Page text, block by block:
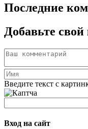
Последние
Добавьте
Введите текст с
Вход на сайт